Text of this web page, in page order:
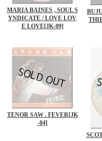
MARIA BAINES , SOUL S
YNDICATE / LOVE LOV
E LOVE[JK-09]
TENOR SAW . FEVER[JK
-04]